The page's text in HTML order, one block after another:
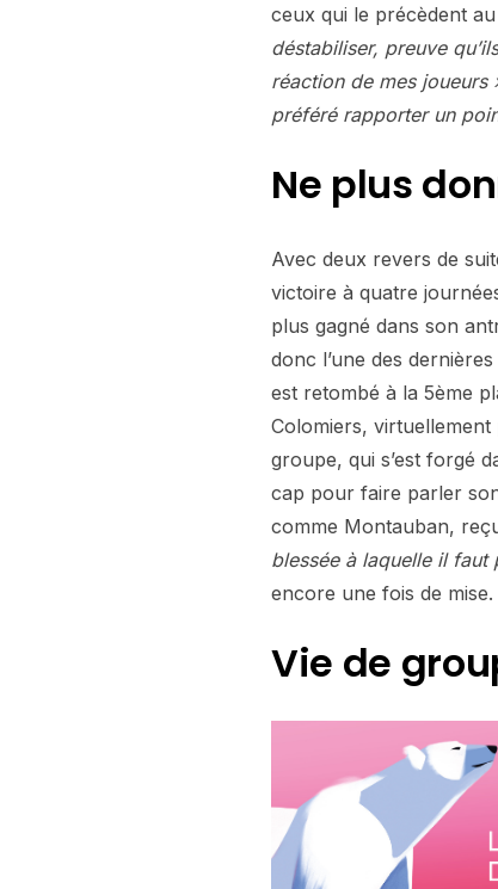
ceux qui le précèdent
déstabiliser, preuve
réaction de mes joueurs
préféré rapporter un
Ne plus
Avec deux revers de
victoire à quatre
plus gagné dans son
donc l’une des
est retombé à la 5ème
Colomiers,
groupe, qui s’est forgé
cap pour faire parler
comme Montauban,
blessée à laquelle il faut
encore une fois de mise.
Vie de